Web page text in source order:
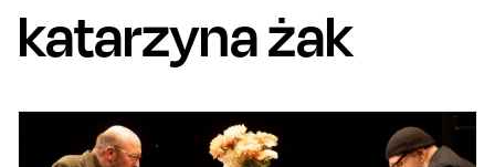
katarzyna żak